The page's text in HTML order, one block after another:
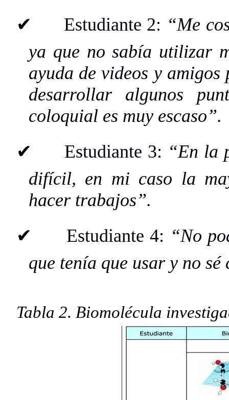
✔ Estudiante 2: “Me
ya que no sabía utilizar
ayuda de videos y
desarrollar algunos
coloquial es muy escaso”.
✔ Estudiante 3: “En la
difícil, en mi caso la
hacer trabajos”.
✔ Estudiante 4: “No
que tenía que usar y no
Tabla 2. Biomolécula